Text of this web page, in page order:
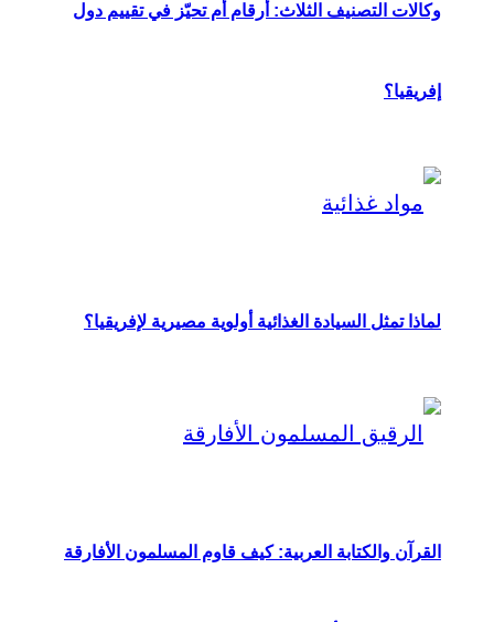
وكالات التصنيف الثلاث: أرقام أم تحيّز في تقييم دول
إفريقيا؟
لماذا تمثل السيادة الغذائية أولوية مصيرية لإفريقيا؟
القرآن والكتابة العربية: كيف قاوم المسلمون الأفارقة